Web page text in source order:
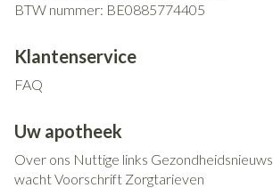
BTW nummer: BE0885774405
Klantenservice
FAQ
Uw apotheek
Over ons Nuttige links Gezondheidsnieuws
wachtVoorschrift Zorgtarieven